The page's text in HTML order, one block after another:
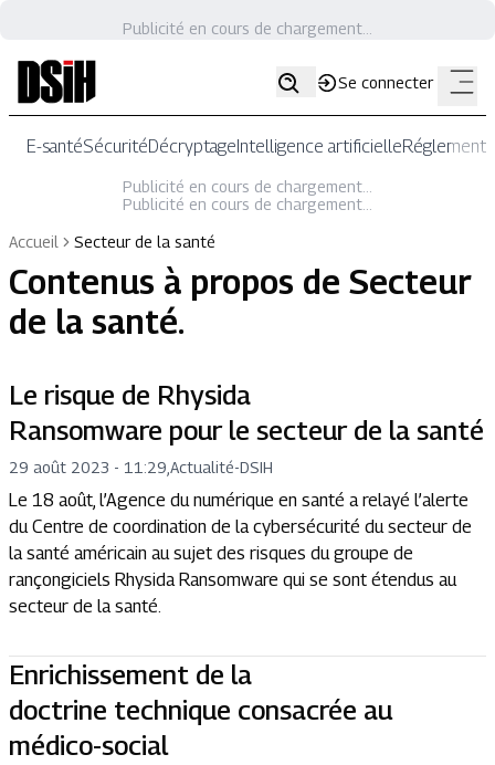
Publicité en cours de chargement...
Se connecter
E-santéSécuritéDécryptageIntelligence artificielle
Publicité en cours de chargement...
Publicité en cours de chargement...
Accueil
Secteur de la santé
Contenus à propos de Secteur
de la santé.
Le risque de Rhysida
Ransomware pour le secteur de la santé
29 août 2023 - 11:29 Actualité-DSIH
Le 18 août, l’Agence du numérique en santé a relayé l’alerte
du Centre de coordination de la cybersécurité du secteur de
la santé américain au sujet des risques du groupe de
rançongiciels Rhysida Ransomware qui se sont étendus au
secteur de la santé.
Enrichissement de la
doctrine technique consacrée au
médico-social